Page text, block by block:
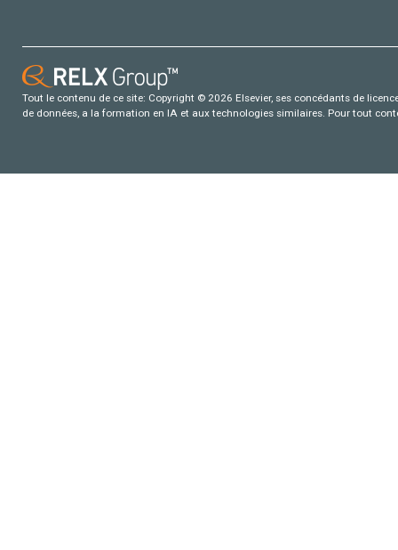
Tout le contenu de ce site: Copyright © 2026 Elsevier, ses concédants de
de données, a la formation en IA et aux technologies similaires. Pour tout